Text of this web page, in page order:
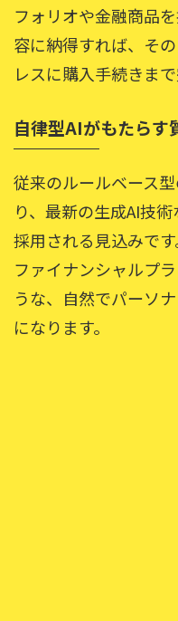
フォリオや金融商品
容に納得すれば、そ
レスに購入手続きま
自律型AIがもたらす
従来のルールベース
り、最新の生成AI技
採用される見込みで
ファイナンシャルプ
うな、自然でパーソ
になります。